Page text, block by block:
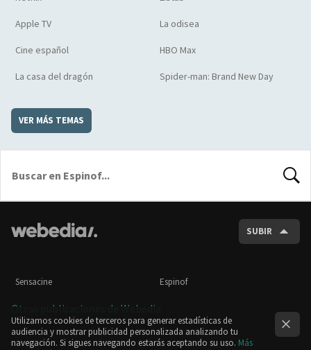
Apple TV La odisea
Cine español HBO Max
La casa del dragón Spider-man: Brand New Day
VER MÁS TEMAS
SUBIR
Sensacine Espinof
Otras publicaciones de Webedia
Utilizamos cookies de terceros para generar estadísticas de
audiencia y mostrar publicidad personalizada analizando tu
navegación. Si sigues navegando estarás aceptando su uso. Más